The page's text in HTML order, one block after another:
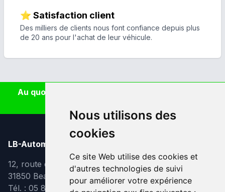
Nous utilisons des
cookies
Ce site Web utilise des cookies et
d'autres technologies de suivi
pour améliorer votre expérience
⭐ Satisfaction client
Des milliers de clients nous font confiance depuis plus
de 20 ans pour l'achat de leur véhicule.
Au quotidien, prenez les transports en commun
LB-Automobiles.com
12, route de Lavaur
31850 Beaupuy
Tél. : 05 82 95 39 40